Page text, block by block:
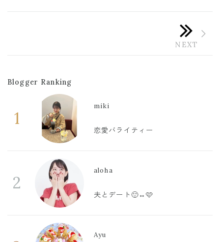
Blogger Ranking
1
miki
恋愛バライティー
2
aloha
夫とデート🙂‍↔️🩷
Ayu